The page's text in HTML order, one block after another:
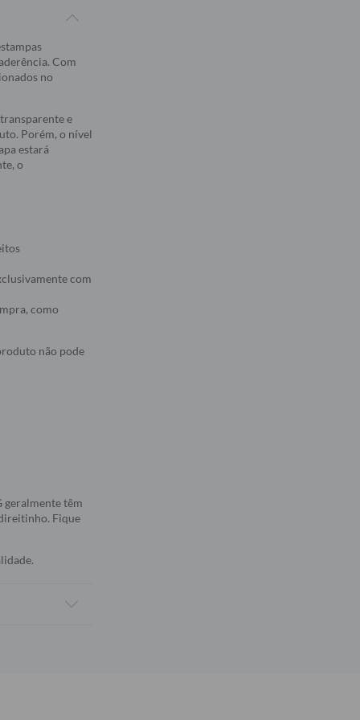
Com
no
e
Porém, o nível
estará
o
com
como
não pode
geralmente têm
Fique